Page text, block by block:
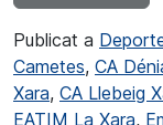
Publicat a
Cametes, CA
Xara, CA Llebeig
EATIM La Xara,